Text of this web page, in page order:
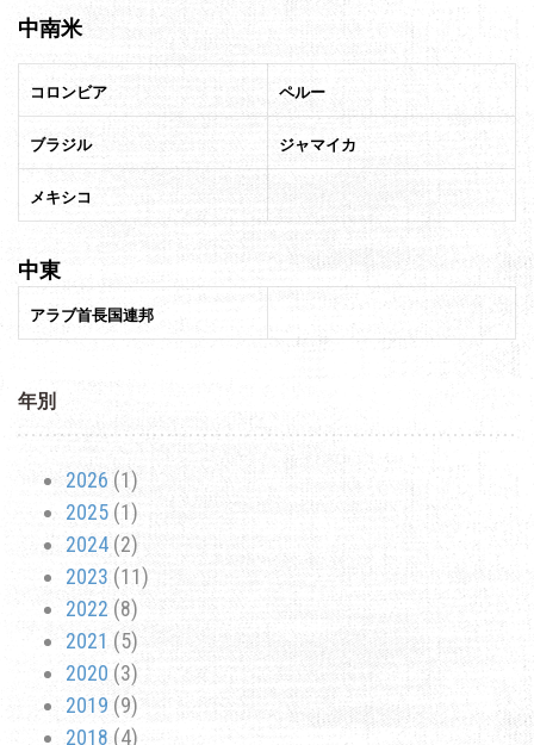
中南米
コロンビア ペルー
ブラジル ジャマイカ
メキシコ
中東
アラブ首長国連邦
年別
2026(1)
2025 (1)
2024 (2)
2023 (11)
2022 (8)
2021 (5)
2020 (3)
2019 (9)
2018 (4)